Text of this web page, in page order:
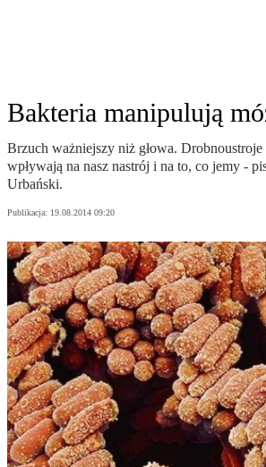
Bakteria manipulują
Brzuch ważniejszy niż głowa.
wpływają na nasz nastrój i na to, co jemy -
Urbański.
Publikacja: 19.08.2014 09:20